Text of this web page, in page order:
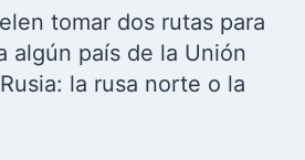
tomar dos rutas para
algún país de la Unión
la rusa norte o la